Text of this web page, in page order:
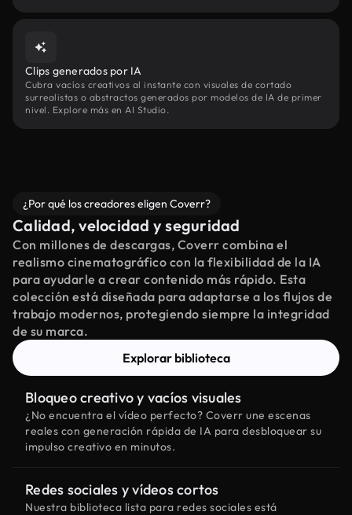
Clips generados por IA
Cubra vacíos creativos al instante con visuales de cortado
surrealistas o abstractos generados por modelos de IA de primer
nivel. Explore más en AI Studio.
¿Por qué los creadores eligen Coverr?
Calidad, velocidad y seguridad
Con millones de descargas, Coverr combina el
realismo cinematográfico con la flexibilidad de la IA
para ayudarle a crear contenido más rápido. Esta
colección está diseñada para adaptarse a los flujos de
trabajo modernos, protegiendo siempre la integridad
de su marca.
Explorar biblioteca
Bloqueo creativo y vacíos visuales
¿No encuentra el vídeo perfecto? Coverr une escenas
reales con generación rápida de IA para desbloquear su
impulso creativo en minutos.
Redes sociales y vídeos cortos
Nuestra biblioteca lista para redes sociales está